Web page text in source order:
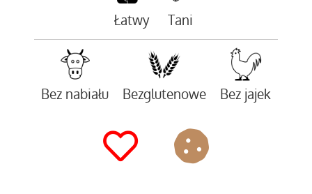
Łatwy Tani
Bez nabiału Bezglutenowe Bez jajek